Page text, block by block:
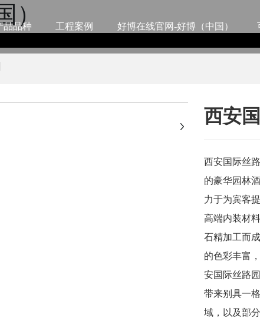
）
品品种 工程案例 好博在线官网-好博（中国）
西安
西安国际丝
的豪华园林
力于为宾客
高端内装材
石精加工而
的色彩丰富
安国际丝路
带来别具一
域，以及部